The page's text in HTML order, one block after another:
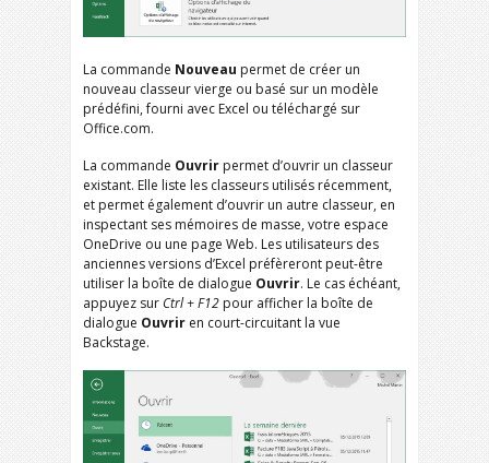
La commande Nouveau permet de créer un
nouveau classeur vierge ou basé sur un modèle
prédéfini, fourni avec Excel ou téléchargé sur
Office.com.
La commande Ouvrir permet d’ouvrir un classeur
existant. Elle liste les classeurs utilisés récemment,
et permet également d’ouvrir un autre classeur, en
inspectant ses mémoires de masse, votre espace
OneDrive ou une page Web. Les utilisateurs des
anciennes versions d’Excel préfèreront peut-être
utiliser la boîte de dialogue Ouvrir. Le cas échéant,
appuyez sur Ctrl + F12 pour afficher la boîte de
dialogue Ouvrir en court-circuitant la vue
Backstage.